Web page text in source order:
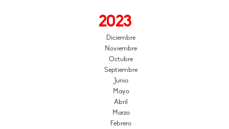
2023
Diciembre
Noviembre
Octubre
Septiembre
Junio
Mayo
Abril
Marzo
Febrero